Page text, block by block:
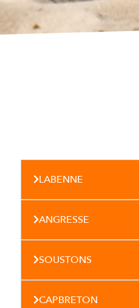
LABENNE
ANGRESSE
SOUSTONS
CAPBRETON